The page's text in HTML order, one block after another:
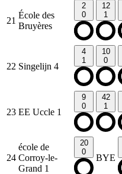
21
École des
Bruyères
2
0
12
1
22 Singelijn 4
4
1
10
0
23 EE Uccle 1
9
0
42
1
24
école de
Corroy-le-
Grand 1
20
0
BYE